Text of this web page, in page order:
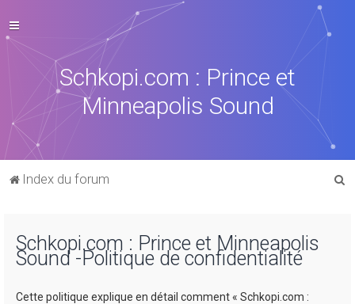
Schkopi.com : Prince et
Minneapolis Sound
Index du forum
Schkopi.com : Prince et Minneapolis
Sound -Politique de confidentialité
Cette politique explique en détail comment « Schkopi.com :